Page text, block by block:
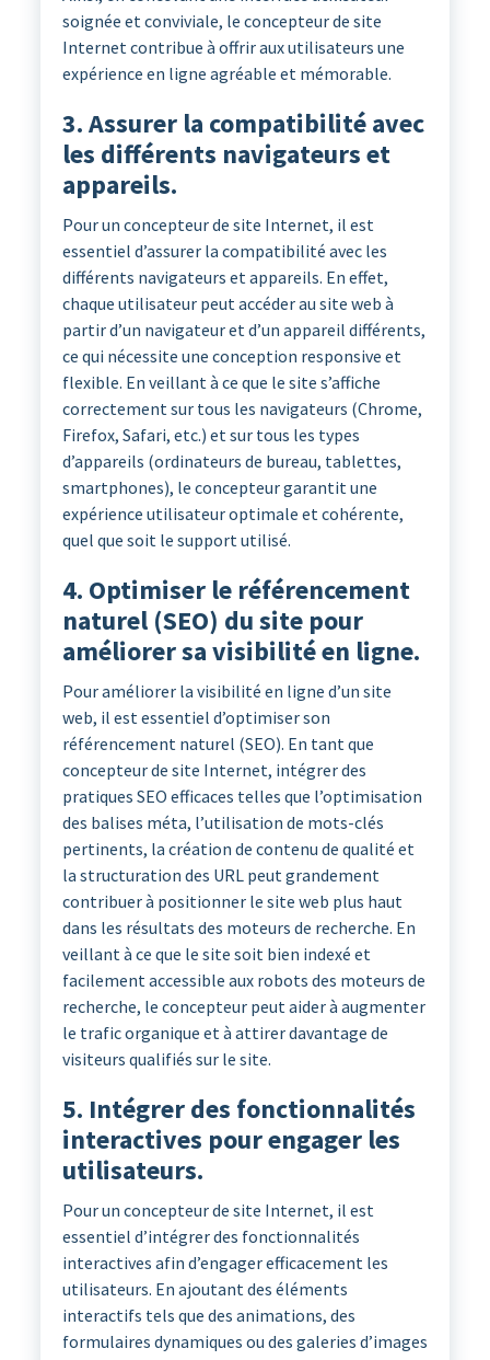
soignée et conviviale, le concepteur de site
Internet contribue à offrir aux utilisateurs une
expérience en ligne agréable et mémorable.
3. Assurer la compatibilité avec
les différents navigateurs et
appareils.
Pour un concepteur de site Internet, il est
essentiel d’assurer la compatibilité avec les
différents navigateurs et appareils. En effet,
chaque utilisateur peut accéder au site web à
partir d’un navigateur et d’un appareil différents,
ce qui nécessite une conception responsive et
flexible. En veillant à ce que le site s’affiche
correctement sur tous les navigateurs (Chrome,
Firefox, Safari, etc.) et sur tous les types
d’appareils (ordinateurs de bureau, tablettes,
smartphones), le concepteur garantit une
expérience utilisateur optimale et cohérente,
quel que soit le support utilisé.
4. Optimiser le référencement
naturel (SEO) du site pour
améliorer sa visibilité en ligne.
Pour améliorer la visibilité en ligne d’un site
web, il est essentiel d’optimiser son
référencement naturel (SEO). En tant que
concepteur de site Internet, intégrer des
pratiques SEO efficaces telles que l’optimisation
des balises méta, l’utilisation de mots-clés
pertinents, la création de contenu de qualité et
la structuration des URL peut grandement
contribuer à positionner le site web plus haut
dans les résultats des moteurs de recherche. En
veillant à ce que le site soit bien indexé et
facilement accessible aux robots des moteurs de
recherche, le concepteur peut aider à augmenter
le trafic organique et à attirer davantage de
visiteurs qualifiés sur le site.
5. Intégrer des fonctionnalités
interactives pour engager les
utilisateurs.
Pour un concepteur de site Internet, il est
essentiel d’intégrer des fonctionnalités
interactives afin d’engager efficacement les
utilisateurs. En ajoutant des éléments
interactifs tels que des animations, des
formulaires dynamiques ou des galeries d’images